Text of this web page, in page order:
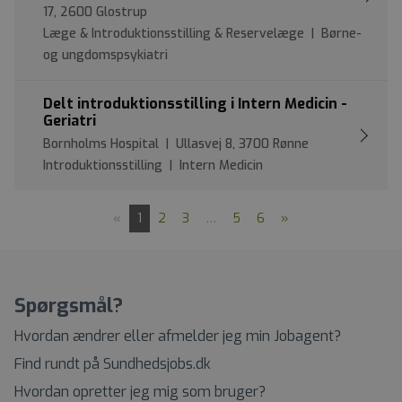
17, 2600 Glostrup
Læge & Introduktionsstilling & Reservelæge | Børne-
og ungdomspsykiatri
Delt introduktionsstilling i Intern Medicin -
Geriatri
Bornholms Hospital | Ullasvej 8, 3700 Rønne
Introduktionsstilling | Intern Medicin
« 1 2 3 … 5 6 »
Spørgsmål?
Hvordan ændrer eller afmelder jeg min Jobagent?
Find rundt på Sundhedsjobs.dk
Hvordan opretter jeg mig som bruger?